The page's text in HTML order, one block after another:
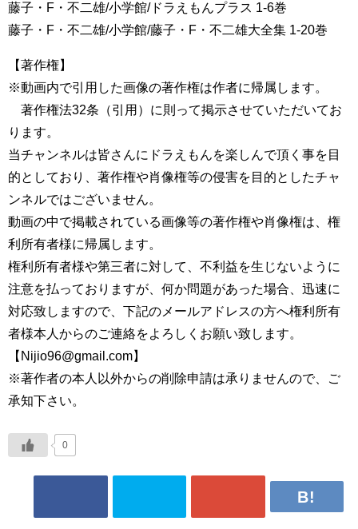
藤子・F・不二雄/小学館/ドラえもんプラス 1-6巻
藤子・F・不二雄/小学館/藤子・F・不二雄大全集 1-20巻
【著作権】
※動画内で引用した画像の著作権は作者に帰属します。
著作権法32条（引用）に則って掲示させていただいてお
ります。
当チャンネルは皆さんにドラえもんを楽しんで頂く事を目
的としており、著作権や肖像権等の侵害を目的としたチャ
ンネルではございません。
動画の中で掲載されている画像等の著作権や肖像権は、権
利所有者様に帰属します。
権利所有者様や第三者に対して、不利益を生じないように
注意を払っておりますが、何か問題があった場合、迅速に
対応致しますので、下記のメールアドレスの方へ権利所有
者様本人からのご連絡をよろしくお願い致します。
【Nijio96@gmail.com】
※著作者の本人以外からの削除申請は承りませんので、ご
承知下さい。
0